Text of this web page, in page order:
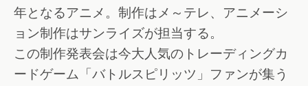
年となるアニメ。制作はメ～テレ、アニメーシ
ョン制作はサンライズが担当する。
この制作発表会は今大人気のトレーディングカ
ードゲーム「バトルスピリッツ」ファンが集う